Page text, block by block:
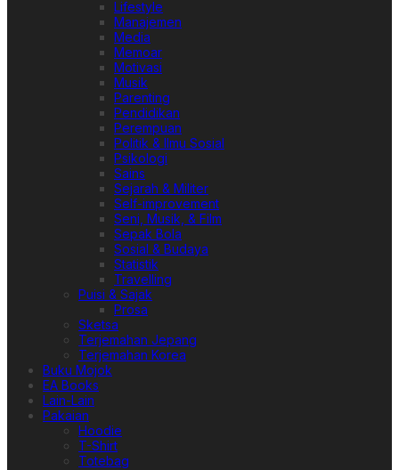
Lifestyle
Manajemen
Media
Memoar
Motivasi
Musik
Parenting
Pendidikan
Perempuan
Politik & Ilmu Sosial
Psikologi
Sains
Sejarah & Militer
Self-improvement
Seni, Musik, & Film
Sepak Bola
Sosial & Budaya
Statistik
Travelling
Puisi & Sajak
Prosa
Sketsa
Terjemahan Jepang
Terjemahan Korea
Buku Mojok
EA Books
Lain-Lain
Pakaian
Hoodie
T-Shirt
Totebag